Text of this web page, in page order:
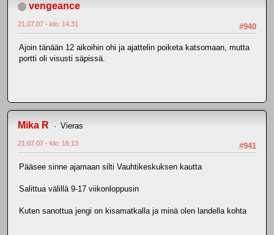
vengeance
#940
21.07.07 - klo: 14.31
Ajoin tänään 12 aikoihin ohi ja ajattelin poiketa katsomaan, mutta
portti oli visusti säpissä.
Mika R Vieras
#941
21.07.07 - klo: 16.13
Pääsee sinne ajamaan silti Vauhtikeskuksen kautta
Salittua välillä 9-17 viikonloppusin
Kuten sanottua jengi on kisamatkalla ja minä olen landella kohta